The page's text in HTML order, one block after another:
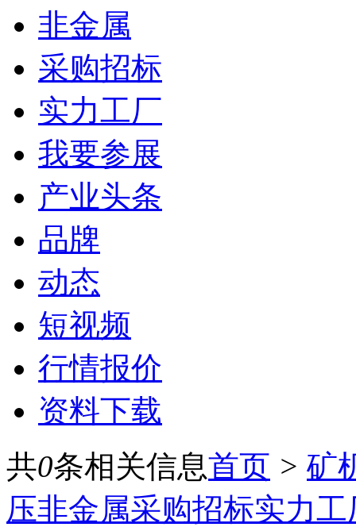
非金属
采购招标
实力工厂
我要参展
产业头条
品牌
动态
短视频
行情报价
资料下载
共0条相关信息首页 > 矿
压非金属采购招标实力工